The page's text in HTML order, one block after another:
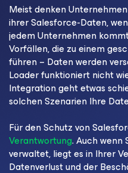
Meist denken
ihrer Salesforce-Daten,
jedem Unternehmen
Vorfällen, die zu einem
führen – Daten werden
Loader funktioniert nicht
Integration geht etwas
solchen Szenarien Ihre
Für den Schutz von
Verantwortung. Auch
verwaltet, liegt es in Ihrer
Datenverlust und der